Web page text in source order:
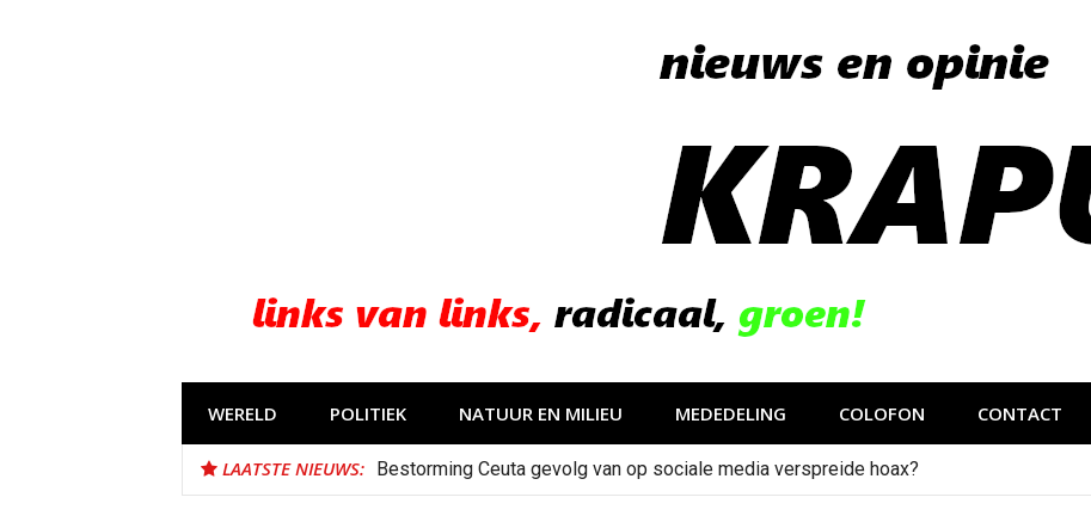
WERELD POLITIEK NATUUR EN MILIEU MEDEDELING COLOFON CONTACT
LAATSTE NIEUWS: Bestorming Ceuta gevolg van op sociale media verspreide hoax?